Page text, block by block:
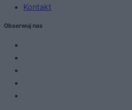
Kontakt
Obserwuj nas